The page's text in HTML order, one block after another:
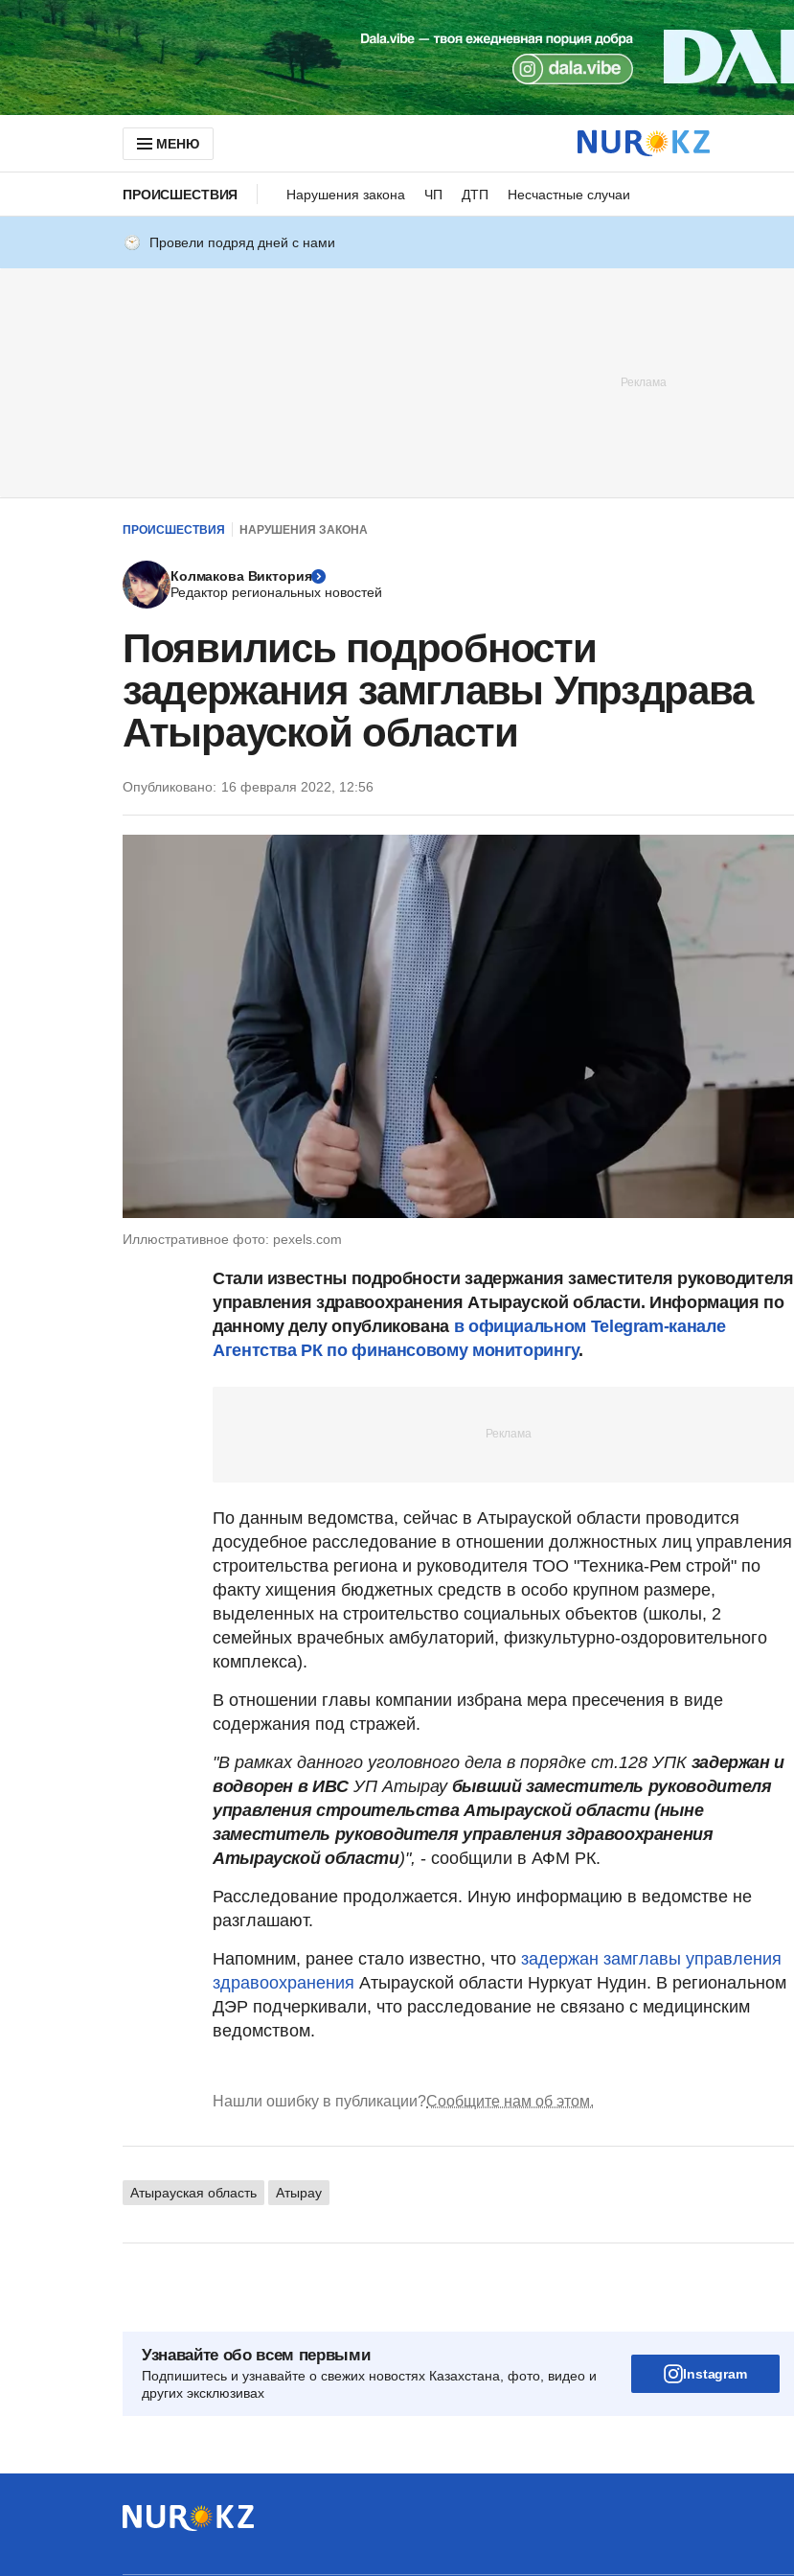
МЕНЮ
ПРОИСШЕСТВИЯ Нарушения закона ЧП ДТП Несчастные случаи
Провели подряд дней с нами
ПРОИСШЕСТВИЯ НАРУШЕНИЯ ЗАКОНА
Колмакова Виктория
Редактор региональных новостей
Появились подробности
задержания замглавы Упрздрава
Атырауской области
Опубликовано: 16 февраля 2022, 12:56
Иллюстративное фото: pexels.com
Стали известны подробности задержания заместителя руководителя
управления здравоохранения Атырауской области. Информация по
данному делу опубликована в официальном Telegram-канале
Агентства РК по финансовому мониторингу.
По данным ведомства, сейчас в Атырауской области проводится
досудебное расследование в отношении должностных лиц управления
строительства региона и руководителя ТОО "Техника-Рем строй" по
факту хищения бюджетных средств в особо крупном размере,
выделенных на строительство социальных объектов (школы, 2
семейных врачебных амбулаторий, физкультурно-оздоровительного
комплекса).
В отношении главы компании избрана мера пресечения в виде
содержания под стражей.
"В рамках данного уголовного дела в порядке ст.128 УПК задержан и
водворен в ИВС УП Атырау бывший заместитель руководителя
управления строительства Атырауской области (ныне
заместитель руководителя управления здравоохранения
Атырауской области)", - сообщили в АФМ РК.
Расследование продолжается. Иную информацию в ведомстве не
разглашают.
Напомним, ранее стало известно, что задержан замглавы управления
здравоохранения Атырауской области Нуркуат Нудин. В региональном
ДЭР подчеркивали, что расследование не связано с медицинским
ведомством.
Нашли ошибку в публикации?Сообщите нам об этом.
Атырауская область Атырау
Узнавайте обо всем первыми
Подпишитесь и узнавайте о свежих новостях Казахстана, фото, видео и
других эксклюзивах
Instagram